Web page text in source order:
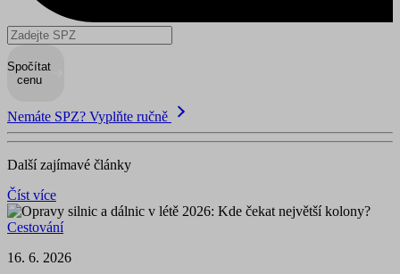
Spočítat
cenu
Nemáte SPZ? Vyplňte ručně
Další zajímavé články
Číst více
Cestování
16. 6. 2026